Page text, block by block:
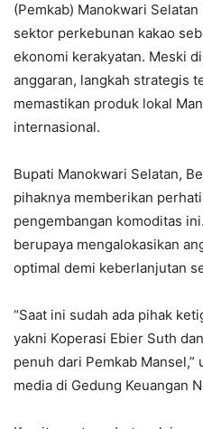
(Pemkab) Manokwari
sektor perkebunan kakao
ekonomi kerakyatan. Meski
anggaran, langkah strategis
memastikan produk lokal
internasional.
Bupati Manokwari Selatan,
pihaknya memberikan
pengembangan komoditas
berupaya mengalokasikan
optimal demi keberlanjutan
“Saat ini sudah ada pihak
yakni Koperasi Ebier Suth dan
penuh dari Pemkab
media di Gedung Keuangan